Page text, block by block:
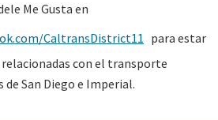
Me Gusta en
CaltransDistrict11 para estar
con el transporte
San Diego e Imperial.